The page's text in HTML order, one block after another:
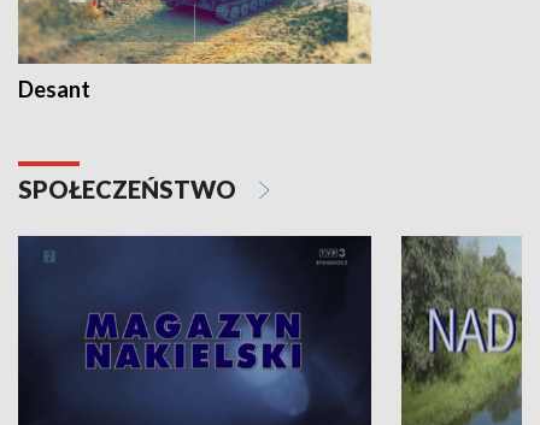
Desant
SPOŁECZEŃSTWO